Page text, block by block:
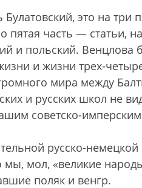
это на три
пятая часть — статьи,
и польский. Венцлова
и жизни трех-
мира между
и русских школ не
советско-
русско-немецкой
мы, мол, «великие
поляк и венгр.